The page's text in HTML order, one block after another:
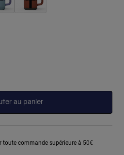
au panier
commande supérieure à 50€